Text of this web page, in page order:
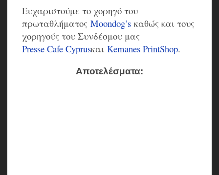
Ευχαριστούμε το χορηγό του
πρωταθλήματος Moondog’s καθώς και τους
χορηγούς του Συνδέσμου μας
Presse Cafe Cyprusκαι Kemanes PrintShop.
Αποτελέσματα: